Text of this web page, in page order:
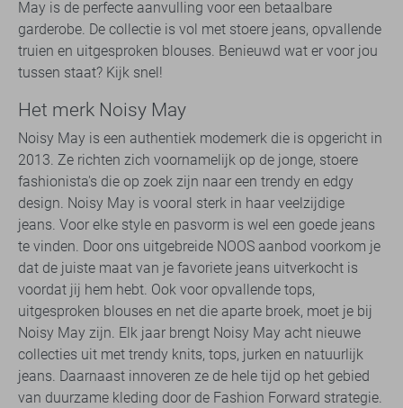
May is de perfecte aanvulling voor een betaalbare
garderobe. De collectie is vol met stoere jeans, opvallende
truien en uitgesproken blouses. Benieuwd wat er voor jou
tussen staat? Kijk snel!
Het merk Noisy May
Noisy May is een authentiek modemerk die is opgericht in
2013. Ze richten zich voornamelijk op de jonge, stoere
fashionista's die op zoek zijn naar een trendy en edgy
design. Noisy May is vooral sterk in haar veelzijdige
jeans. Voor elke style en pasvorm is wel een goede jeans
te vinden. Door ons uitgebreide NOOS aanbod voorkom je
dat de juiste maat van je favoriete jeans uitverkocht is
voordat jij hem hebt. Ook voor opvallende tops,
uitgesproken blouses en net die aparte broek, moet je bij
Noisy May zijn. Elk jaar brengt Noisy May acht nieuwe
collecties uit met trendy knits, tops, jurken en natuurlijk
jeans. Daarnaast innoveren ze de hele tijd op het gebied
van duurzame kleding door de Fashion Forward strategie.